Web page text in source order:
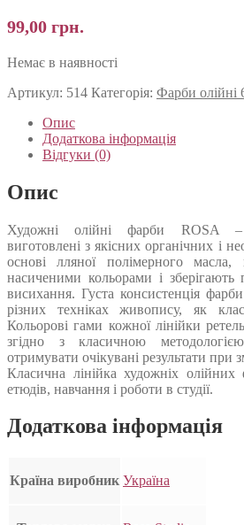
99,00 грн.
Немає в наявності
Артикул: 514 Категорія: Фарби олійні
Опис
Додаткова інформація
Відгуки (0)
Опис
Художні олійні фарби ROSA –
виготовлені з якісних органічних і
основі лляної полімерного масла,
насиченими кольорами і
висихання. Густа консистенція
різних техніках живопису, як
Кольорові гами кожної лінійки
згідно з класичною
отримувати очікувані результати при
Класична лінійка художніх
етюдів, навчання і роботи в студії.
Додаткова інформація
Країна виробник Україна